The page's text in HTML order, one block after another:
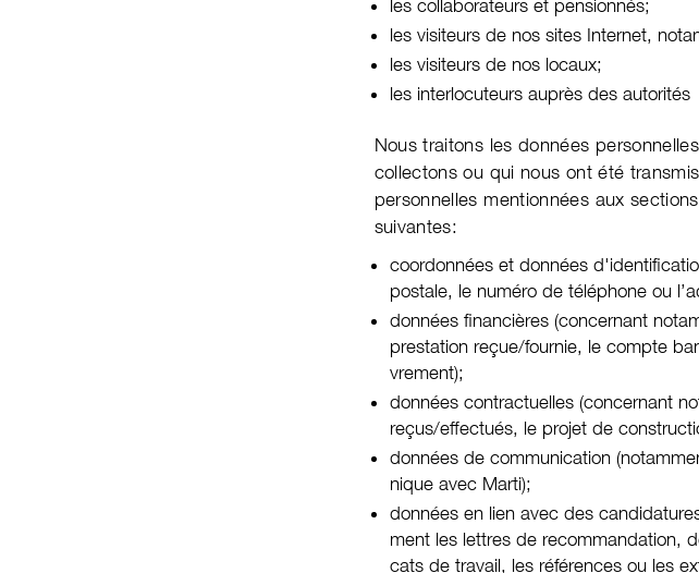
les collaborateurs et pensionnés;
les visiteurs de nos sites Internet,
les visiteurs de nos locaux;
les interlocuteurs auprès des autorités
Nous traitons les données
col­lec­tons ou qui nous ont été
person­nel­les mention­nées aux
sui­vantes:
coordonnées et données
postale, le numéro de télé­phone ou
données financières (concernant
pres­ta­tion reçue/fournie, le compte
vre­ment);
données contractuelles (concer­nant
reçus/effec­tués, le projet de
données de communication
nique avec Marti);
données en lien avec des
ment les let­tres de recom­manda­tion,
cats de travail, les réfé­rences ou les